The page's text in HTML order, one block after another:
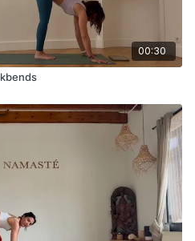
00:30